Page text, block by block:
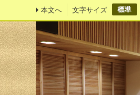
本文へ 文字サイズ